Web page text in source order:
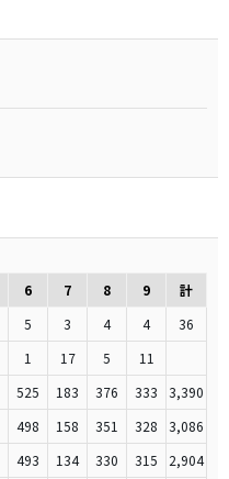
6 7 8 9
計
5 3 4 4
36
1 17 5
11
525 183 376 333
3,390
498 158 351 328
3,086
493 134 330 315
2,904